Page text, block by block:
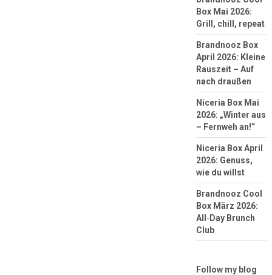
Box Mai 2026:
Grill, chill, repeat
Brandnooz Box
April 2026: Kleine
Rauszeit – Auf
nach draußen
Niceria Box Mai
2026: „Winter aus
– Fernweh an!“
Niceria Box April
2026: Genuss,
wie du willst
Brandnooz Cool
Box März 2026:
All‑Day Brunch
Club
Follow my blog